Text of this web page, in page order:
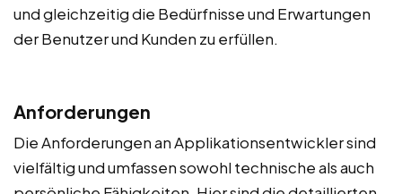
und gleichzeitig die Bedürfnisse und Erwartungen
der Benutzer und Kunden zu erfüllen.
Anforderungen
Die Anforderungen an Applikationsentwickler sind
vielfältig und umfassen sowohl technische als auch